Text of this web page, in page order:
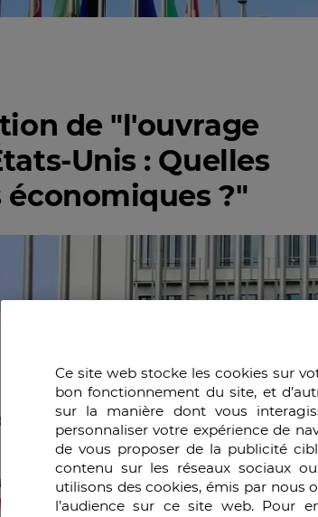
de "l'ouvrage
Unis : Quelles
économiques ?"
25/01/2024
Chine/États-Unis : Quelles
Stratégique et Intelligence
Ce site web stocke les cookies sur
bon fonctionnement du site, et
sur la manière dont vous
personnaliser votre expérience de
de vous proposer de la publicité
contenu sur les réseaux sociaux
utilisons des cookies, émis par nous
l’audience sur ce site web. Pour